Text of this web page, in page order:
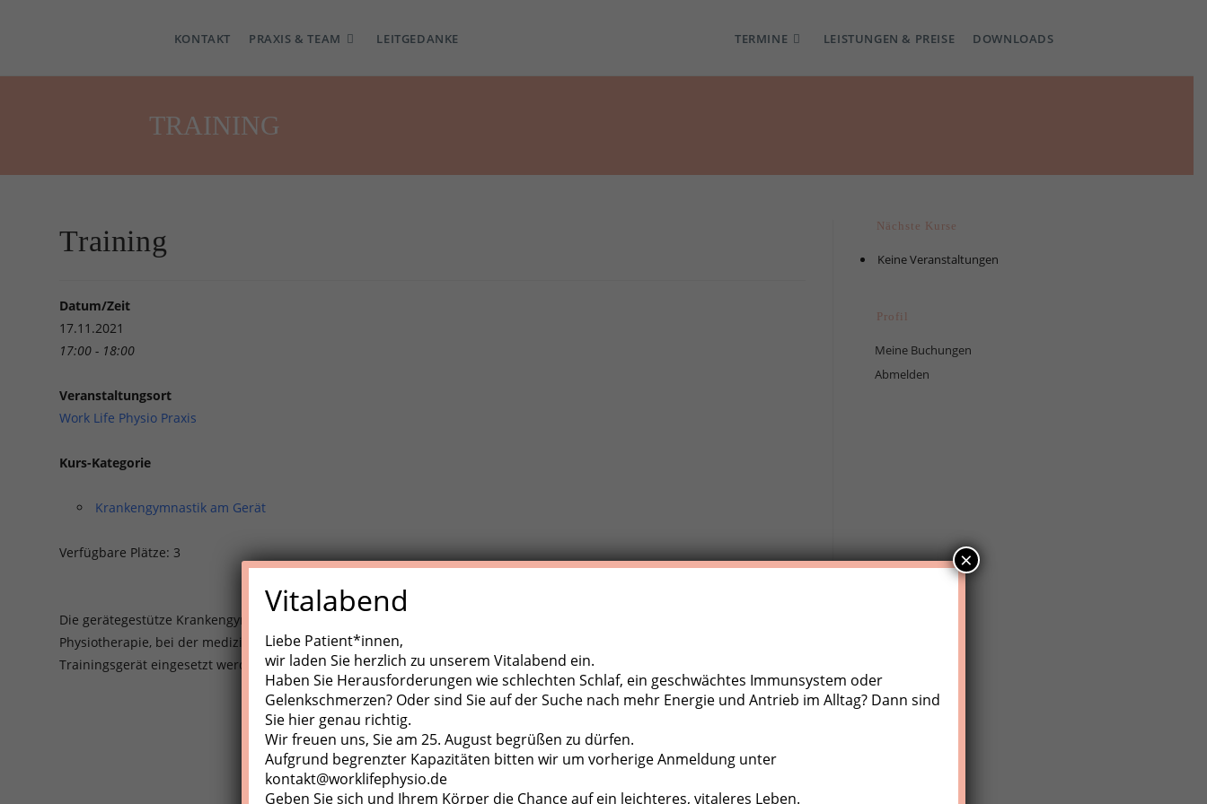
KONTAKT PRAXIS & TEAM LEITGEDANKE TERMINE LEISTUNGEN & PREISE DOWNLOADS
TRAINING
Training
Datum/Zeit
17.11.2021
17:00 - 18:00
Veranstaltungsort
Work Life Physio Praxis
Kurs-Kategorie
Krankengymnastik am Gerät
Verfügbare Plätze: 3
Die gerätegestütze Krankengynmnastik (KGG)/Medizinische Trainigstherapie (MTT) ist eine aktive Behandlungsform der
Physiotherapie, bei der medizinische Trainingsgeräte, Zugapparate, diverse Kleingeräte und der eigene Körper als
Trainingsgerät eingesetzt werden.
Nächste Kurse
Keine Veranstaltungen
Profil
Meine Buchungen
Abmelden
Vitalabend
Liebe Patient*innen,
wir laden Sie herzlich zu unserem Vitalabend ein.
Haben Sie Herausforderungen wie schlechten Schlaf, ein geschwächtes Immunsystem oder
Gelenkschmerzen? Oder sind Sie auf der Suche nach mehr Energie und Antrieb im Alltag? Dann sind
Sie hier genau richtig.
Wir freuen uns, Sie am 25. August begrüßen zu dürfen.
Aufgrund begrenzter Kapazitäten bitten wir um vorherige Anmeldung unter
kontakt@worklifephysio.de
Geben Sie sich und Ihrem Körper die Chance auf ein leichteres, vitaleres Leben.
×